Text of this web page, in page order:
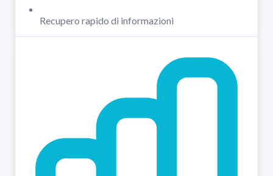
Recupero rapido di informazioni